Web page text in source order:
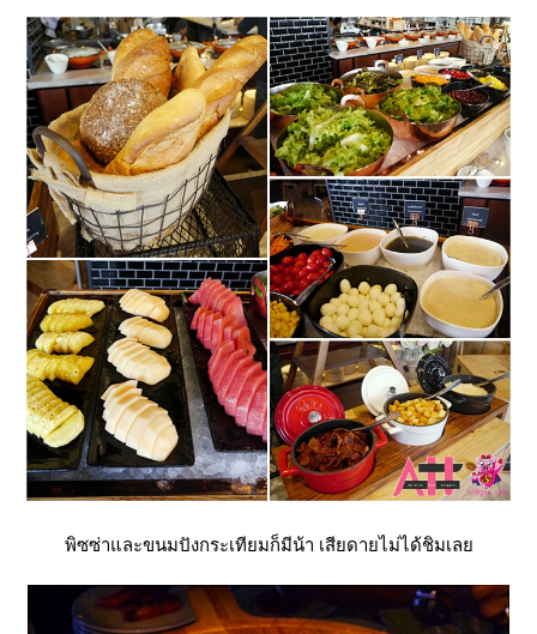
พิซซ่าและขนมปังกระเทียมก็มีน้า เสียดายไม่ได้ชิมเล